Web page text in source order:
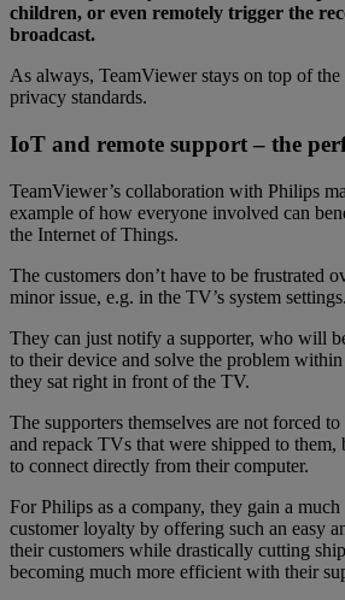
children, or even remotely trigger the
broadcast.
As always, TeamViewer stays on top of the
privacy standards.
IoT and remote support – the
TeamViewer’s collaboration with Philips
example of how everyone involved can
the Internet of Things.
The customers don’t have to be frustrated
minor issue, e.g. in the TV’s system settings.
They can just notify a supporter, who will
to their device and solve the problem
they sat right in front of the TV.
The supporters themselves are not forced
and repack TVs that were shipped to them,
to connect directly from their computer.
For Philips as a company, they gain a much
customer loyalty by offering such an easy
their customers while drastically cutting
becoming much more efficient with their